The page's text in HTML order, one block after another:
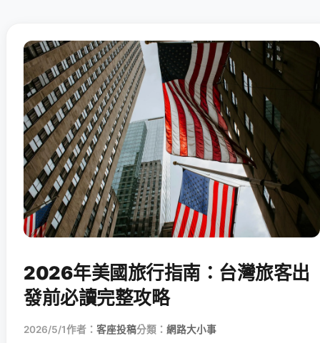
2026年美國旅行指南：台灣旅客出
發前必讀完整攻略
2026/5/1作者： 客座投稿分類： 網路大小事